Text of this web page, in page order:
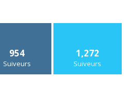
954
Suiveurs
1,272
Suiveurs